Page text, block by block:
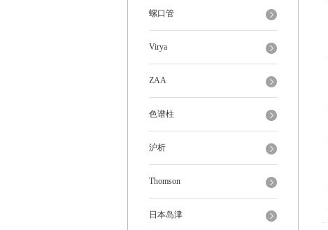
螺口管
Virya
ZAA
色谱柱
沪析
Thomson
日本岛津